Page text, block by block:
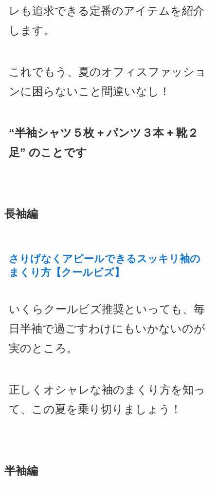
レも追求できる定番のアイテムを紹介
します。
これでもう、夏のオフィスファッショ
ンに困らないこと間違いなし！
“半袖シャツ５枚 + パンツ３本 + 靴２
足” のことです
長袖編
さりげなくアピールできるスッキリ袖の
まくり方【クールビズ】
いくらクールビズ推奨といっても、毎
日半袖で過ごすわけにもいかないのが
実のところ。
正しくオシャレな袖のまくり方を知っ
て、この夏を乗り切りましょう！
半袖編